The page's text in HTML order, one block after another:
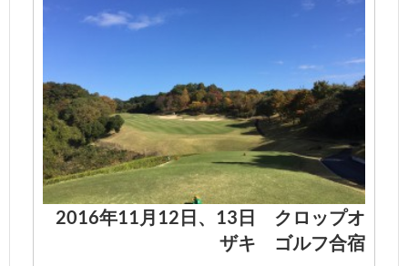
2016年11月12日、13日 クロップオ
ザキ ゴルフ合宿